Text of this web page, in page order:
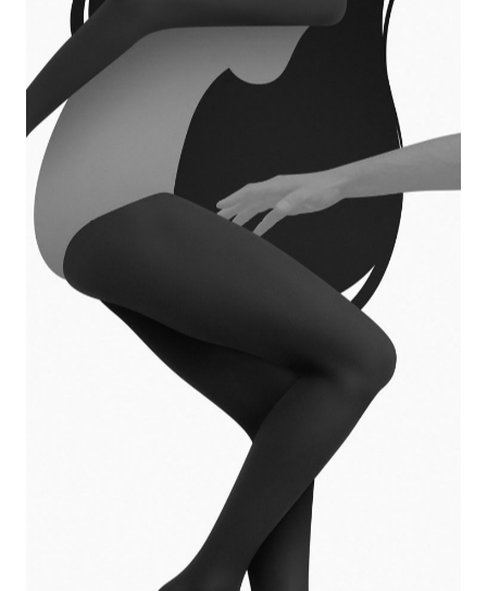
SMALL IMAGES LEFT